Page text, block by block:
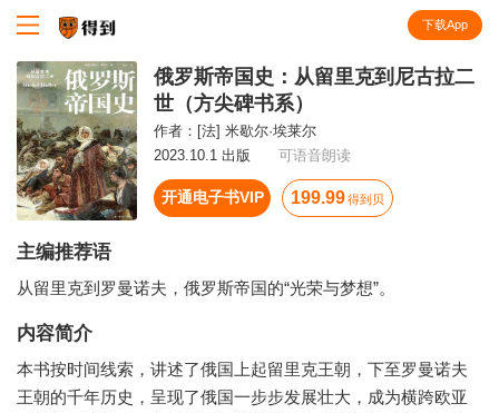
下载App
俄罗斯帝国史：从留里克到尼古拉二
世（方尖碑书系）
作者： [法] 米歇尔·埃莱尔
2023.10.1 出版
可语音朗读
开通电子书VIP 199.99 得到贝
主编推荐语
从留里克到罗曼诺夫，俄罗斯帝国的“光荣与梦想”。
内容简介
本书按时间线索，讲述了俄国上起留里克王朝，下至罗曼诺夫
王朝的千年历史，呈现了俄国一步步发展壮大，成为横跨欧亚